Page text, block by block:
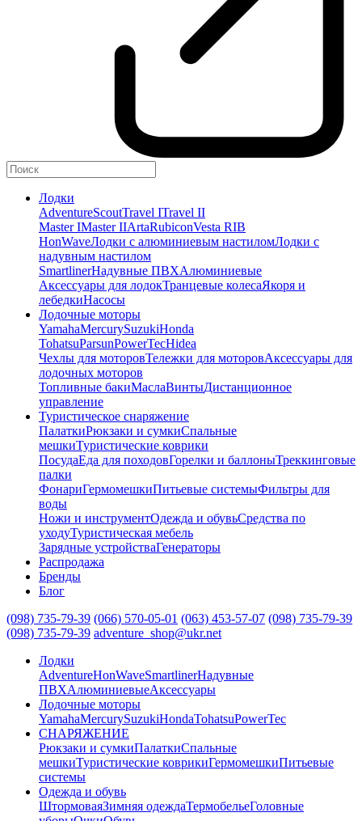
Лодки
AdventureScoutTravel ITravel II
Master IMaster IIArtaRubiconVesta RIB
HonWaveЛодки с алюминиевым настиломЛодки с
надувным настилом
SmartlinerНадувные ПВХАлюминиевые
Аксессуары для лодокТранцевые колесаЯкоря и
лебедкиНасосы
Лодочные моторы
YamahaMercurySuzukiHonda
TohatsuParsunPowerTecHidea
Чехлы для моторовТележки для моторовАксессуары для
лодочных моторов
Топливные бакиМаслаВинтыДистанционное
управление
Туристическое снаряжение
ПалаткиРюкзаки и сумкиСпальные
мешкиТуристические коврики
ПосудаЕда для походовГорелки и баллоныТреккинговые
палки
ФонариГермомешкиПитьевые системыФильтры для
воды
Ножи и инструментОдежда и обувьСредства по
уходуТуристическая мебель
Зарядные устройстваГенераторы
Распродажа
Бренды
Блог
(098) 735-79-39 (066) 570-05-01 (063) 453-57-07 (098) 735-79-39
(098) 735-79-39 adventure_shop@ukr.net
Лодки
AdventureHonWaveSmartlinerНадувные
ПВХАлюминиевыеАксессуары
Лодочные моторы
YamahaMercurySuzukiHondaTohatsuPowerTec
СНАРЯЖЕНИЕ
Рюкзаки и сумкиПалаткиСпальные
мешкиТуристические коврикиГермомешкиПитьевые
системы
Одежда и обувь
ШтормоваяЗимняя одеждаТермобельеГоловные